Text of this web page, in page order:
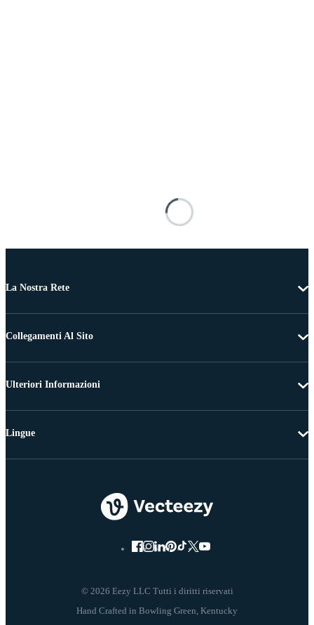
La Nostra Rete
Collegamenti Al Sito
Ulteriori Informazioni
© 2026 Eezy LLC Tutti i diritti riservati
Lingue